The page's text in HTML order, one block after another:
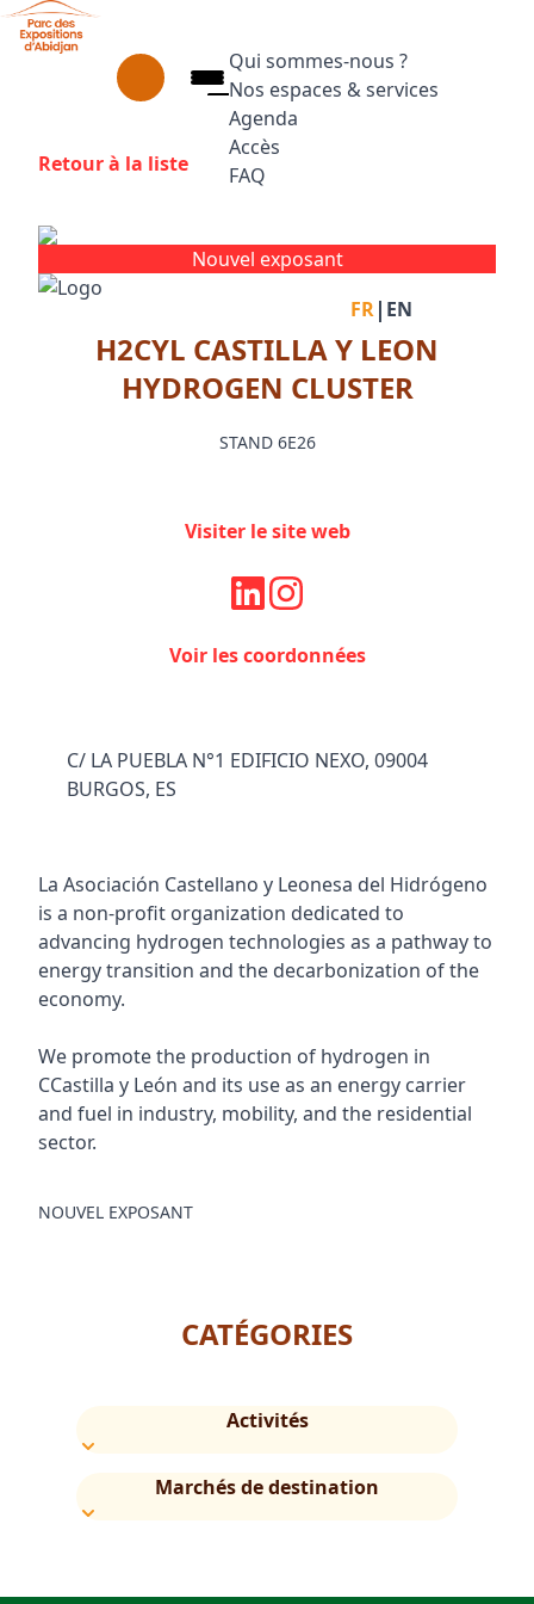
Aller au contenu principal
Qui sommes-nous ?
Nos espaces & services
Agenda
Accès
FAQ
Facebook
Instagram
Linkedin
FR| EN
Retour à la liste
Nouvel exposant
H2CYL CASTILLA Y LEON
HYDROGEN CLUSTER
STAND 6E26
Visiter le site web
Voir les coordonnées
C/ LA PUEBLA N°1 EDIFICIO NEXO, 09004
BURGOS, ES
La Asociación Castellano y Leonesa del Hidrógeno
is a non-profit organization dedicated to
advancing hydrogen technologies as a pathway to
energy transition and the decarbonization of the
economy.
We promote the production of hydrogen in
CCastilla y León and its use as an energy carrier
and fuel in industry, mobility, and the residential
sector.
NOUVEL EXPOSANT
CATÉGORIES
Activités
Marchés de destination
Panneau de gestion des cookies